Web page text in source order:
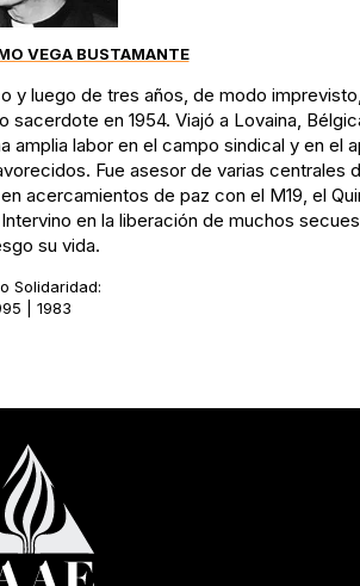
VEGA BUSTAMANTE
y luego de tres años, de modo
en 1954. Viajó a Lovaina,
labor en el campo sindical y en el
Fue asesor de varias centrales
acercamientos de paz con el M19, el
en la liberación de muchos
su vida.
Solidaridad:
| 1983